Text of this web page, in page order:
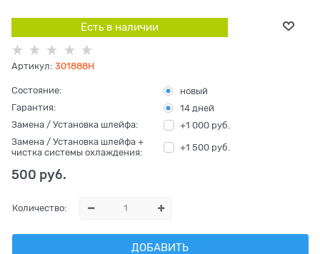
Есть в наличии
Артикул: 301888H
Состояние:
новый
Гарантия:
14 дней
Замена / Установка шлейфа:
+1 000 руб.
Замена / Установка шлейфа +
чистка системы охлаждения:
+1 500 руб.
500 руб.
Количество:
ДОБАВИТЬ